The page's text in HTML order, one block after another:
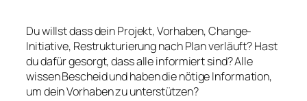
Du willst dass dein Projekt, Vorhaben, Change-
Initiative, Restrukturierung nach Plan verläuft? Hast
du dafür gesorgt, dass alle informiert sind? Alle
wissen Bescheid und haben die nötige Information,
um dein Vorhaben zu unterstützen?